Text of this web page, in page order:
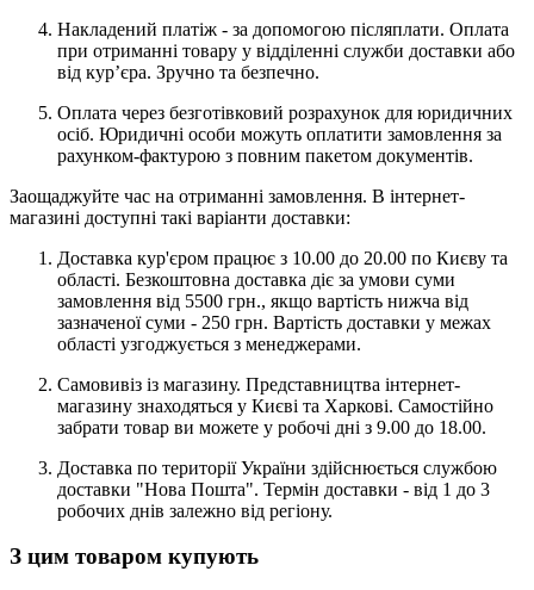
Накладений платіж - за допомогою післяплати. Оплата
при отриманні товару у відділенні служби доставки або
від кур’єра. Зручно та безпечно.
Оплата через безготівковий розрахунок для юридичних
осіб. Юридичні особи можуть оплатити замовлення за
рахунком-фактурою з повним пакетом документів.
Заощаджуйте час на отриманні замовлення. В інтернет-
магазині доступні такі варіанти доставки:
Доставка кур'єром працює з 10.00 до 20.00 по Києву та
області. Безкоштовна доставка діє за умови суми
замовлення від 5500 грн., якщо вартість нижча від
зазначеної суми - 250 грн. Вартість доставки у межах
області узгоджується з менеджерами.
Самовивіз із магазину. Представництва інтернет-
магазину знаходяться у Києві та Харкові. Самостійно
забрати товар ви можете у робочі дні з 9.00 до 18.00.
Доставка по території України здійснюється службою
доставки "Нова Пошта". Термін доставки - від 1 до 3
робочих днів залежно від регіону.
З цим товаром купують